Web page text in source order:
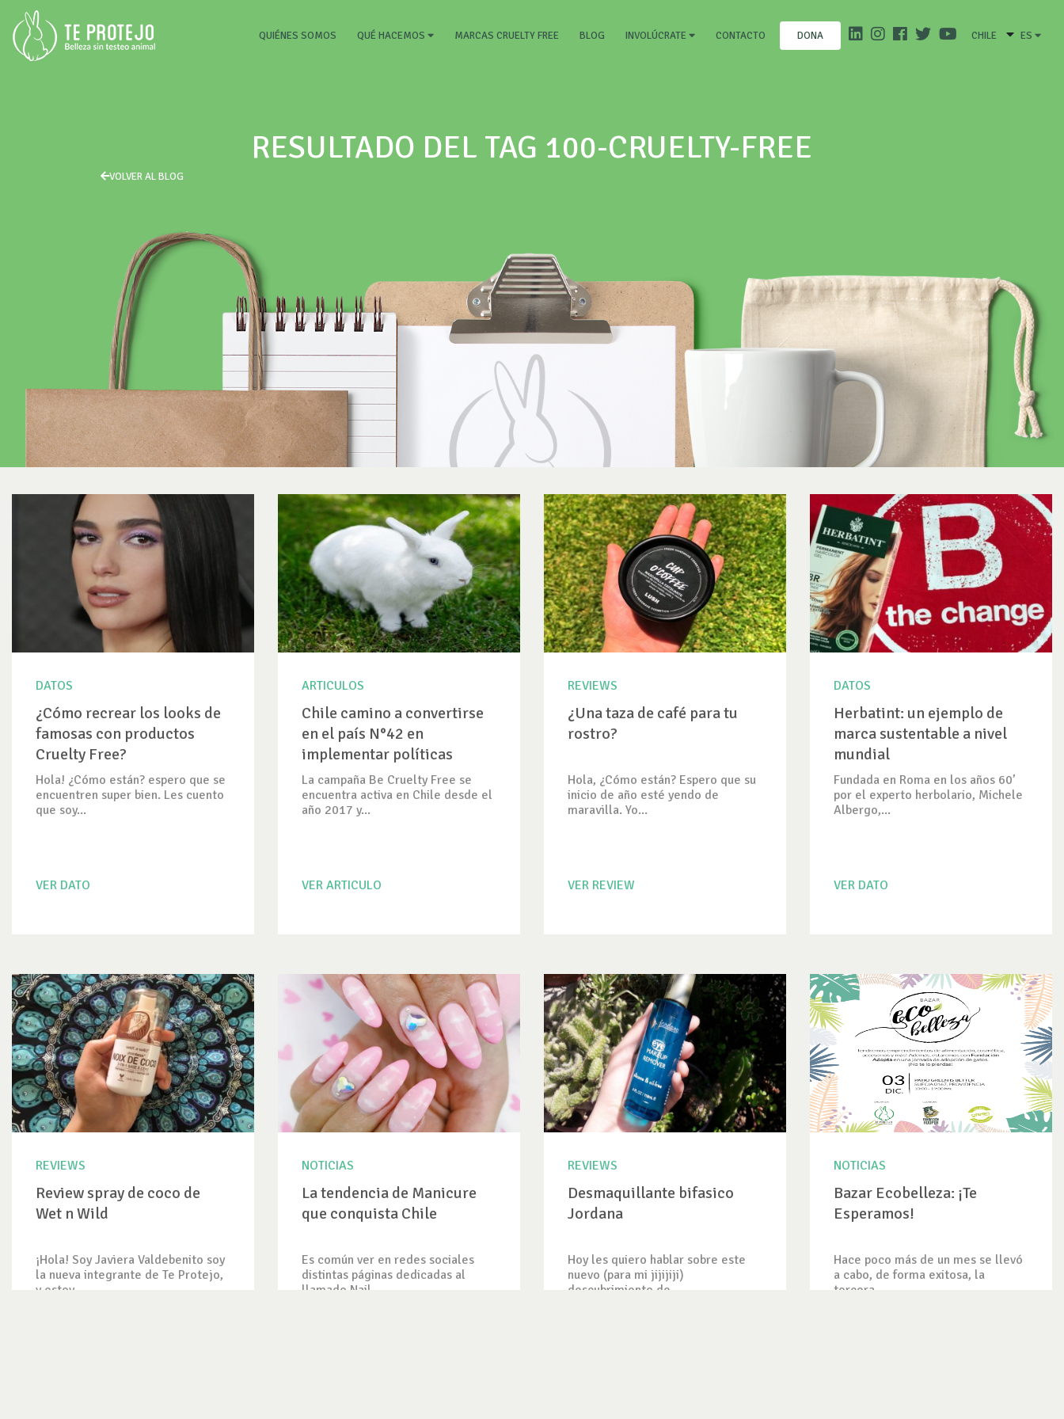
QUIÉNES SOMOS (CURRENT)
QUÉ HACEMOS MARCAS CRUELTY FREE BLOG INVOLÚCRATE CONTACTO DONA CHILE ES
RESULTADO DEL TAG 100-CRUELTY-FREE
VOLVER AL BLOG
DATOS
¿Cómo recrear los looks de
famosas con productos
Cruelty Free?
Hola! ¿Cómo están? espero que se
encuentren super bien. Les cuento
que soy...
VER DATO
ARTICULOS
Chile camino a convertirse
en el país N°42 en
implementar políticas
Cruelty Free
La campaña Be Cruelty Free se
encuentra activa en Chile desde el
año 2017 y...
VER ARTICULO
REVIEWS
¿Una taza de café para tu
rostro?
Hola, ¿Cómo están? Espero que su
inicio de año esté yendo de
maravilla. Yo...
VER REVIEW
DATOS
Herbatint: un ejemplo de
marca sustentable a nivel
mundial
Fundada en Roma en los años 60’
por el experto herbolario, Michele
Albergo,...
VER DATO
REVIEWS
Review spray de coco de
Wet n Wild
¡Hola! Soy Javiera Valdebenito soy
la nueva integrante de Te Protejo,
y estoy...
NOTICIAS
La tendencia de Manicure
que conquista Chile
Es común ver en redes sociales
distintas páginas dedicadas al
llamado Nail...
REVIEWS
Desmaquillante bifasico
Jordana
Hoy les quiero hablar sobre este
nuevo (para mi jijijiji)
descubrimiento de...
NOTICIAS
Bazar Ecobelleza: ¡Te
Esperamos!
Hace poco más de un mes se llevó
a cabo, de forma exitosa, la
tercera...